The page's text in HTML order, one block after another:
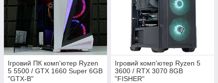
Ігровий ПК комп'ютер Ryzen
5 5500 / GTX 1660 Super 6GB
"GTX-B"
Ігровий комп'ютер Ryzen 5
3600 / RTX 3070 8GB
"FISHER"